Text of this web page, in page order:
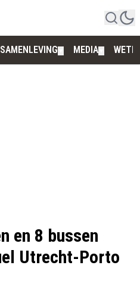
SAMENLEVING MEDIA
en 8 bussen
Utrecht-Porto